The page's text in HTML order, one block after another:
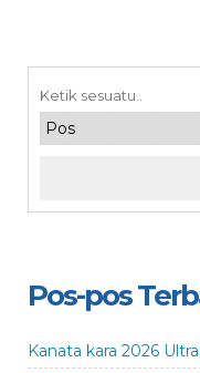
Pos-pos
Kanata kara 2026